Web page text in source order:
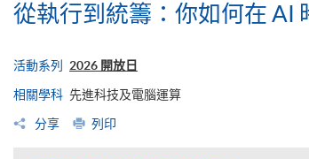
從執行到統籌：你如何在 AI
活動系列 2026 開放日
相關學科 先進科技及電腦運算
分享 列印